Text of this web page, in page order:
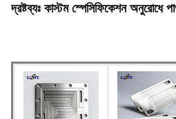
মাত্রিক সহনশীলতা
পৃষ্ঠতল সমাপ্তি
দ্রষ্টব্যঃ কাস্টম স্পেসিফিকেশন অনুরোধে